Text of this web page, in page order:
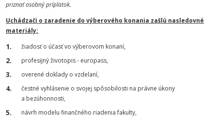
priznať osobný príplatok.
Uchádzači o zaradenie do výberového konania zašlú nasledovné
materiály:
žiadosť o účasť vo výberovom konaní,
profesijný životopis - europass,
overené doklady o vzdelaní,
čestné vyhlásenie o svojej spôsobilosti na právne úkony
a bezúhonnosti,
návrh modelu finančného riadenia fakulty,